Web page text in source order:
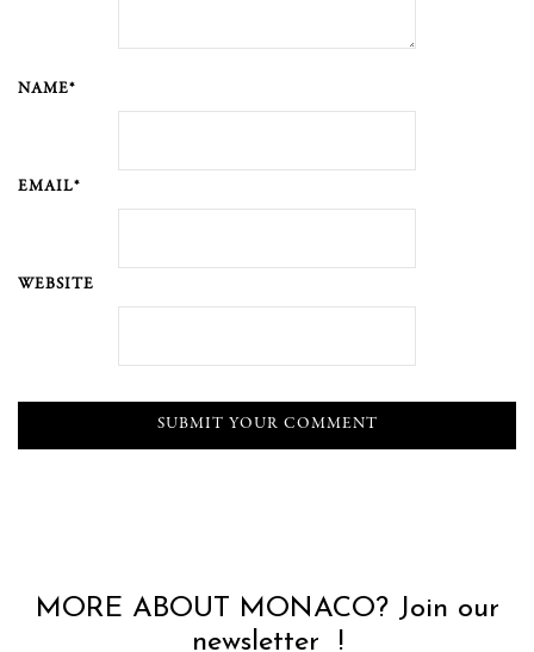
NAME*
EMAIL*
WEBSITE
MORE ABOUT MONACO? Join our
newsletter !